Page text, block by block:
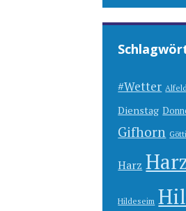
#Wetter
Dienstag
Gifhorn
Harz
Hildeseim